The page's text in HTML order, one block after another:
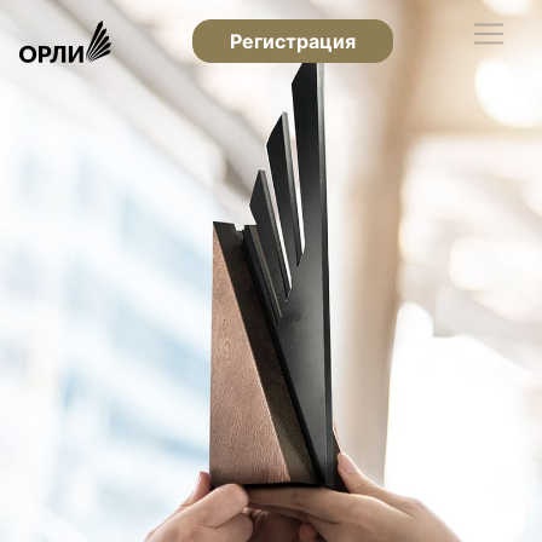
Регистрация